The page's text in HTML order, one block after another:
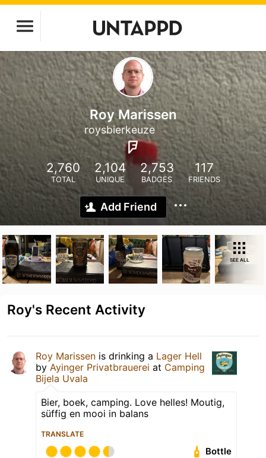
Roy Marissen
roysbierkeuze
2,760
TOTAL
2,104
UNIQUE
2,753
BADGES
117
FRIENDS
Add Friend
SEE ALL
Roy's Recent Activity
Roy Marissen is drinking a Lager Hell
by Ayinger Privatbrauerei at Camping
Bijela Uvala
Bier, boek, camping. Love helles! Moutig,
süffig en mooi in balans
TRANSLATE
Bottle